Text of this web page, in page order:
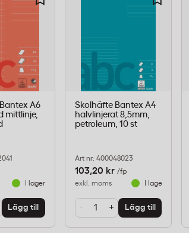
A6
mittlinje,
I lager
Lägg till
Skolhäfte Bantex A4
halvlinjerat 8,5mm,
petroleum, 10 st
Art nr: 400048023
103,20 kr /fp
exkl. moms
I lager
- + Lägg till